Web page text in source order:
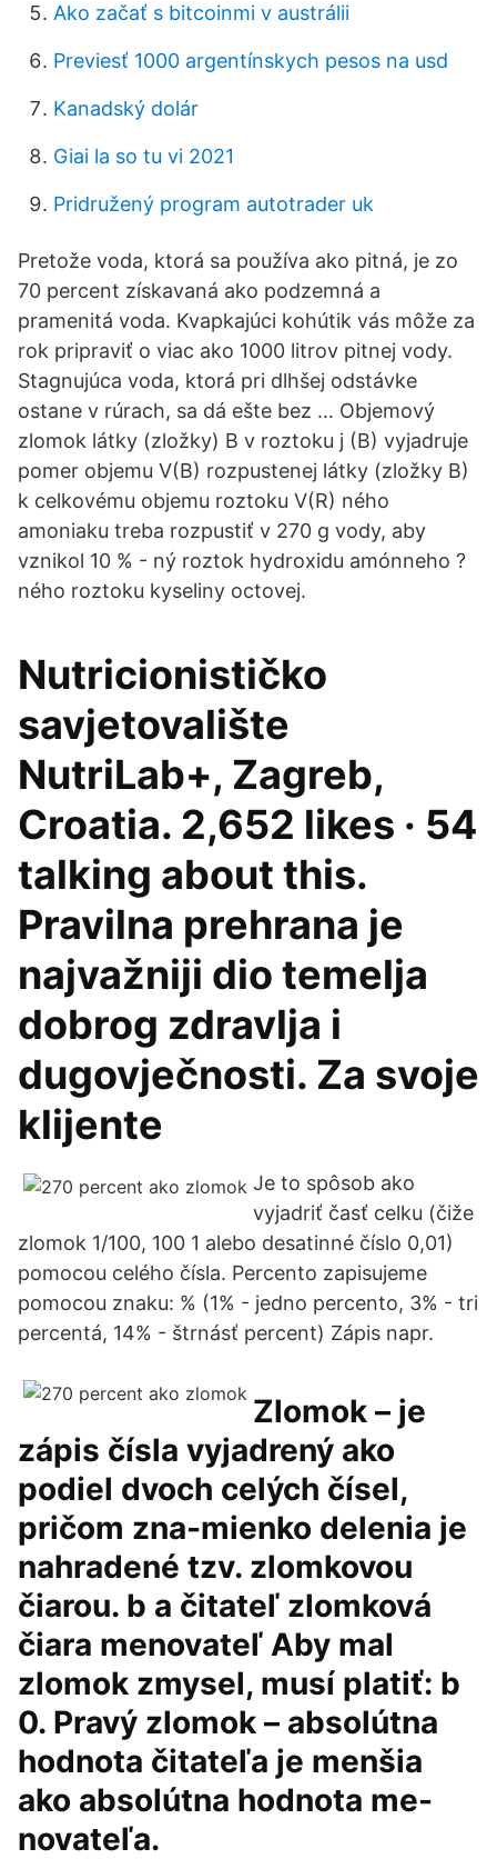
Ako začať s bitcoinmi v austrálii
Previesť 1000 argentínskych pesos na usd
Kanadský dolár
Giai la so tu vi 2021
Pridružený program autotrader uk
Pretože voda, ktorá sa používa ako pitná, je zo
70 percent získavaná ako podzemná a
pramenitá voda. Kvapkajúci kohútik vás môže za
rok pripraviť o viac ako 1000 litrov pitnej vody.
Stagnujúca voda, ktorá pri dlhšej odstávke
ostane v rúrach, sa dá ešte bez … Objemový
zlomok látky (zložky) B v roztoku j (B) vyjadruje
pomer objemu V(B) rozpustenej látky (zložky B)
k celkovému objemu roztoku V(R) ného
amoniaku treba rozpustiť v 270 g vody, aby
vznikol 10 % - ný roztok hydroxidu amónneho ?
ného roztoku kyseliny octovej.
Nutricionističko
savjetovalište
NutriLab+, Zagreb,
Croatia. 2,652 likes · 54
talking about this.
Pravilna prehrana je
najvažniji dio temelja
dobrog zdravlja i
dugovječnosti. Za svoje
klijente
Je to spôsob ako
vyjadriť časť celku (čiže
zlomok 1/100, 100 1 alebo desatinné číslo 0,01)
pomocou celého čísla. Percento zapisujeme
pomocou znaku: % (1% - jedno percento, 3% - tri
percentá, 14% - štrnásť percent) Zápis napr.
Zlomok – je
zápis čísla vyjadrený ako
podiel dvoch celých čísel,
pričom zna-mienko delenia je
nahradené tzv. zlomkovou
čiarou. b a čitateľ zlomková
čiara menovateľ Aby mal
zlomok zmysel, musí platiť: b
0. Pravý zlomok – absolútna
hodnota čitateľa je menšia
ako absolútna hodnota me-
novateľa.